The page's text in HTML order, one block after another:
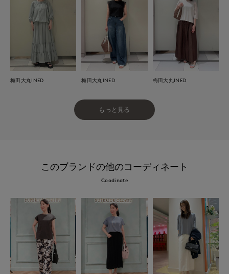
梅田大丸INED 梅田大丸INED 梅田大丸INED
もっと見る
このブランドの他のコーディネート
Coodinate